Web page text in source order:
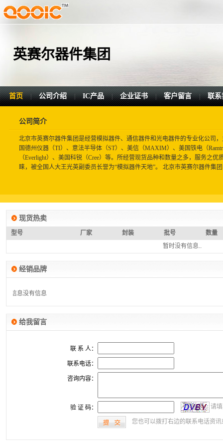
英赛尔器件集团
首页 | 公司介绍 | IC产品 | 企业证书 | 客户留言 | 联系
公司简介
北京市英赛尔器件集团是经营模拟器件、通信器件和光电器件的专业化公司
国德州仪器（TI）、意法半导体（ST）、美信（MAXIM）、美国铁电（
（Everlight）、美国科锐（Cree）等。所经营现货品种和数量之多，服务之
睐，被全国人大王光英副委员长誉为“模拟器件天地”。 北京市英赛尔器件集
现货热卖
型号 厂家 封装 批号
数量
暂时没有信息..
经销品牌
信息没有信息
给我留言
联 系 人：
联系电话：
咨询内容：
验 证 码： 请填
您也可以拨打右边的联系电话资